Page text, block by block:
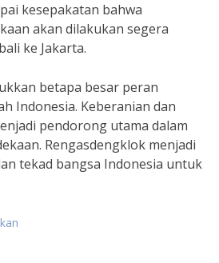
kesepakatan bahwa
akan dilakukan segera
ke Jakarta.
betapa besar peran
Indonesia. Keberanian dan
pendorong utama dalam
Rengasdengklok menjadi
tekad bangsa Indonesia untuk